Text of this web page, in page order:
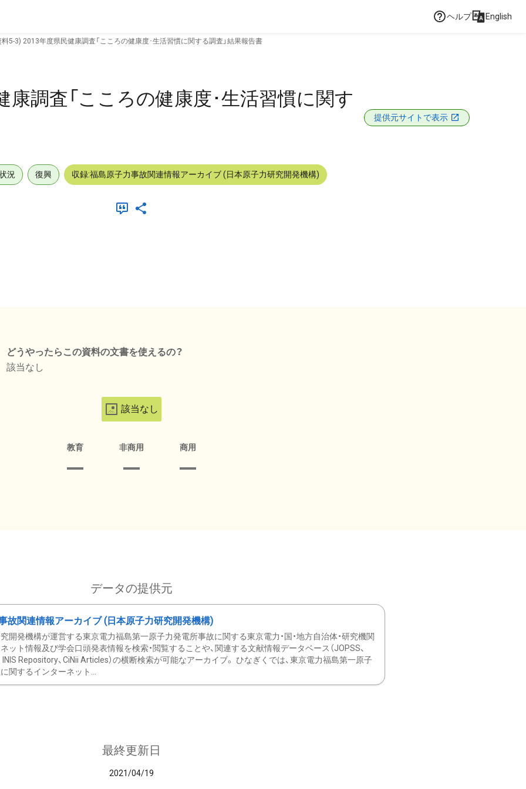
ヘルプ English
料5-3) 2013年度県民健康調査「こころの健康度･生活習慣に関する調査」結果報告書
調査「こころの健康度･生活習慣に関す
提供元サイトで表示
況 復興 収録:福島原子力事故関連情報アーカイブ (日本原子力研究開発機構)
どうやったらこの資料の文書を使えるの？
該当なし
該当なし
教育 非商用 商用
データの提供元
故関連情報アーカイブ (日本原子力研究開発機構)
開発機構が運営する東京電力福島第一原子力発電所事故に関する東京電力・国・地方自治体・研究機関
ット情報及び学会口頭発表情報を検索・閲覧することや、関連する文献情報データベース（JOPSS、
INIS Repository、CiNii Articles）の横断検索が可能なアーカイブ。 ひなぎくでは、東京電力福島第一原子
関するインターネット...
最終更新日
2021/04/19